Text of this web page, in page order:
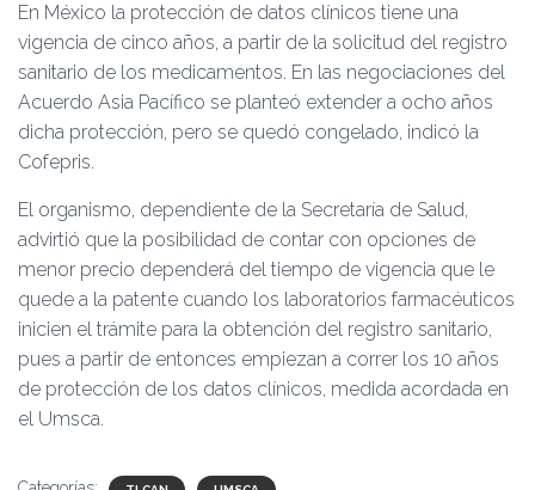
En México la protección de datos clínicos tiene una
vigencia de cinco años, a partir de la solicitud del registro
sanitario de los medicamentos. En las negociaciones del
Acuerdo Asia Pacífico se planteó extender a ocho años
dicha protección, pero se quedó congelado, indicó la
Cofepris.
El organismo, dependiente de la Secretaría de Salud,
advirtió que la posibilidad de contar con opciones de
menor precio dependerá del tiempo de vigencia que le
quede a la patente cuando los laboratorios farmacéuticos
inicien el trámite para la obtención del registro sanitario,
pues a partir de entonces empiezan a correr los 10 años
de protección de los datos clínicos, medida acordada en
el Umsca.